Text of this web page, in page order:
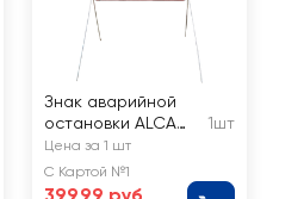
Знак аварийной
остановки ALCA
Start модель С1,
ГОСТ, Арт. 550210
1шт
Цена за 1 шт
С Картой №1